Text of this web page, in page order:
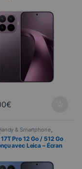
€
& Smartphone,
Pro 12 Go / 512 Go
avec Leica – Écran